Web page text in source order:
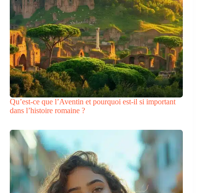
Qu’est-ce que l’Aventin et pourquoi est-il si important
dans l’histoire romaine ?